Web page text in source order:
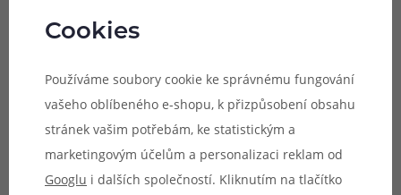
- 1.05Ω (tradiční spirálka)
Doporučené výkony pro užívání:
- 0.55Ω (28 - 35W)
- 1.05Ω (10 - 13,5W)
Cookies
Používáme soubory cookie ke správnému fungování
vašeho oblíbeného e-shopu, k přizpůsobení obsahu
stránek vašim potřebám, ke statistickým a
marketingovým účelům a personalizaci reklam od
Googlu i dalších společností. Kliknutím na tlačítko